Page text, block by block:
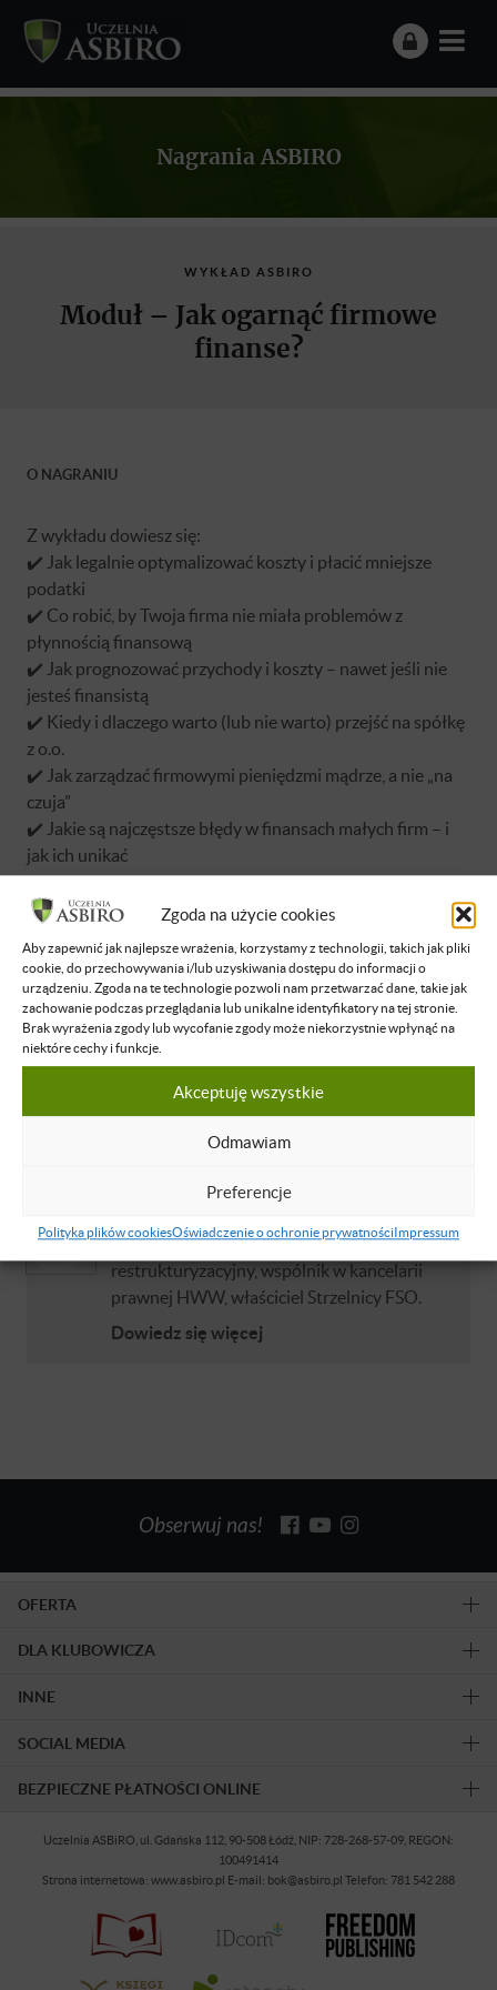
Zgoda na użycie cookies
Aby zapewnić jak najlepsze wrażenia, korzystamy z technologii, takich jak pliki
cookie, do przechowywania i/lub uzyskiwania dostępu do informacji o
urządzeniu. Zgoda na te technologie pozwoli nam przetwarzać dane, takie jak
zachowanie podczas przeglądania lub unikalne identyfikatory na tej stronie.
Brak wyrażenia zgody lub wycofanie zgody może niekorzystnie wpłynąć na
niektóre cechy i funkcje.
Akceptuję wszystkie
Odmawiam
Preferencje
Polityka plików cookiesOświadczenie o ochronie prywatnościImpressum
Nagrania ASBIRO
WYKŁAD ASBIRO
Moduł – Jak ogarnąć firmowe
finanse?
O NAGRANIU
Z wykładu dowiesz się:
✔️ Jak legalnie optymalizować koszty i płacić mniejsze
podatki
✔️ Co robić, by Twoja firma nie miała problemów z
płynnością finansową
✔️ Jak prognozować przychody i koszty – nawet jeśli nie
jesteś finansistą
✔️ Kiedy i dlaczego warto (lub nie warto) przejść na spółkę
z o.o.
✔️ Jak zarządzać firmowymi pieniędzmi mądrze, a nie „na
czuja”
✔️ Jakie są najczęstsze błędy w finansach małych firm – i
jak ich unikać
Brak dostępu
Nie masz dostępu do tej podstrony.
Zaloguj się
Adwokat, doradca podatkowy i
restrukturyzacyjny, wspólnik w kancelarii
prawnej HWW, właściciel Strzelnicy FSO.
Dowiedz się więcej
Obserwuj nas!
OFERTA
DLA KLUBOWICZA
INNE
SOCIAL MEDIA
BEZPIECZNE PŁATNOŚCI ONLINE
Uczelnia ASBiRO, ul. Gdańska 112, 90-508 Łódź, NIP: 728-268-57-09, REGON:
100491414
Strona internetowa: www.asbiro.pl E-mail: bok@asbiro.pl Telefon: 781 542 288